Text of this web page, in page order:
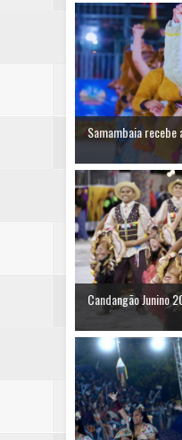
Samambaia recebe
Candangão Junino